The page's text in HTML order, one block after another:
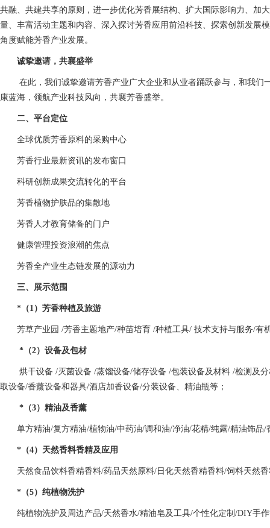
共融、共建共享的原则，进一步优化芳香展结构、扩大国际影响力、加
量、丰富活动主题和内容、深入探讨芳香应用前沿科技、探索创新发展
角度赋能芳香产业发展。
诚挚邀请，共襄盛举
在此，我们诚挚邀请芳香产业广大企业和从业者踊跃参与，和我们
康蓝海，领航产业科技风向，共襄芳香盛举。
二、平台定位
全球优质芳香原料的采购中心
芳香行业最新资讯的发布窗口
科研创新成果交流转化的平台
芳香植物护肤品的集散地
芳香人才教育储备的门户
健康管理投资浪潮的焦点
芳香全产业生态链发展的源动力
三、展示范围
*（1）芳香种植及旅游
芳草产业园 /芳香主题地产/种苗培育 /种植工具/ 技术支持与服务/有
*（2）设备及包材
烘干设备 /灭菌设备 /蒸馏设备/储存设备 /包装设备及材料 /检测及
取设备/香薰设备和器具/酒店加香设备/分装设备、精油瓶等；
*（3）精油及香薰
单方精油/复方精油/植物油/中药油/调和油/净油/花精/纯露/精油饰品/
*（4）天然香料香精及应用
天然食品饮料香精香料/药品天然原料/日化天然香精香料/饲料天然
*（5）纯植物洗护
纯植物洗护及周边产品/天然香水/精油皂及工具/个性化定制/DIY手